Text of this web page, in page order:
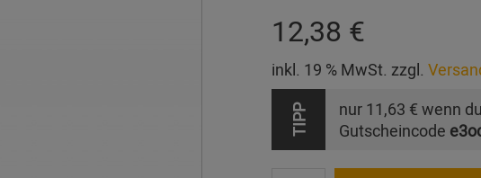
12,38 €
inkl. 19 % MwSt. zzgl.
TIPP nur 11,63 € wenn
Gutscheincode